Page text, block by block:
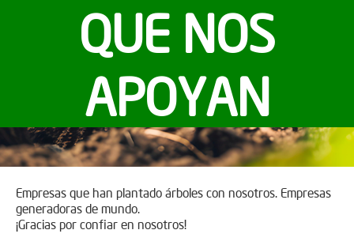
QUE NOS
APOYAN
Empresas que han plantado árboles con nosotros. Empresas
generadoras de mundo.
¡Gracias por confiar en nosotros!